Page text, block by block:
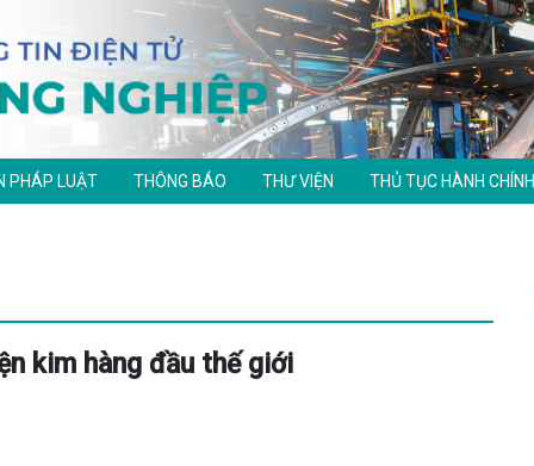
PHÁP LUẬT THÔNG BÁO THƯ VIỆN THỦ TỤC HÀNH CHÍNH
kim hàng đầu thế giới